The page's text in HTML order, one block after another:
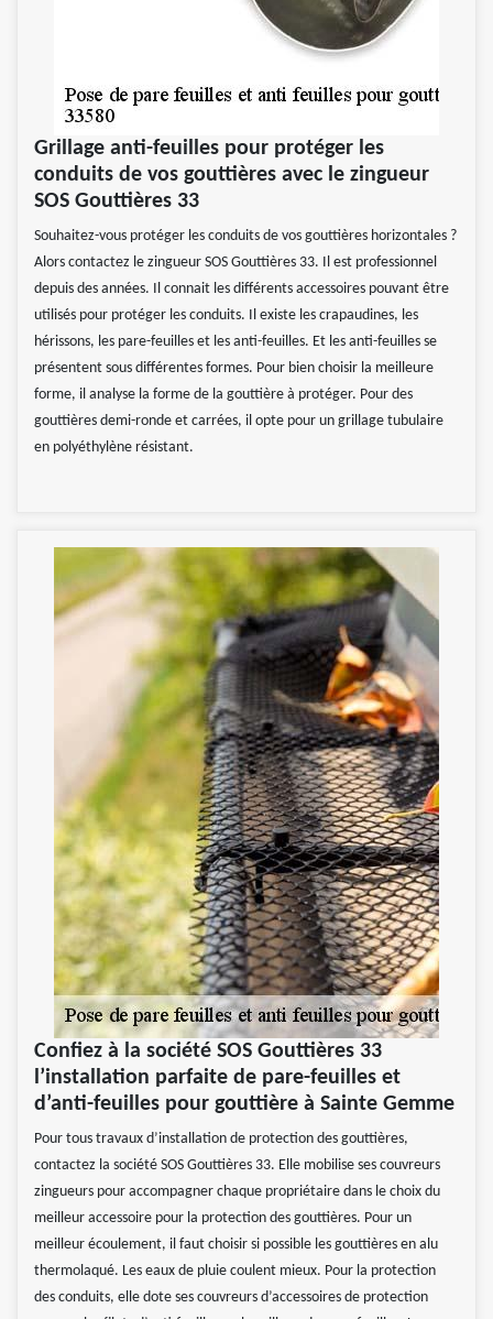
Grillage anti-feuilles pour protéger les
conduits de vos gouttières avec le zingueur
SOS Gouttières 33
Souhaitez-vous protéger les conduits de vos gouttières horizontales ?
Alors contactez le zingueur SOS Gouttières 33. Il est professionnel
depuis des années. Il connait les différents accessoires pouvant être
utilisés pour protéger les conduits. Il existe les crapaudines, les
hérissons, les pare-feuilles et les anti-feuilles. Et les anti-feuilles se
présentent sous différentes formes. Pour bien choisir la meilleure
forme, il analyse la forme de la gouttière à protéger. Pour des
gouttières demi-ronde et carrées, il opte pour un grillage tubulaire
en polyéthylène résistant.
Confiez à la société SOS Gouttières 33
l’installation parfaite de pare-feuilles et
d’anti-feuilles pour gouttière à Sainte Gemme
Pour tous travaux d’installation de protection des gouttières,
contactez la société SOS Gouttières 33. Elle mobilise ses couvreurs
zingueurs pour accompagner chaque propriétaire dans le choix du
meilleur accessoire pour la protection des gouttières. Pour un
meilleur écoulement, il faut choisir si possible les gouttières en alu
thermolaqué. Les eaux de pluie coulent mieux. Pour la protection
des conduits, elle dote ses couvreurs d’accessoires de protection